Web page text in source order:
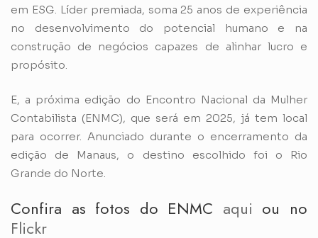
em ESG. Líder premiada, soma 25 anos de experiência
no desenvolvimento do potencial humano e na
construção de negócios capazes de alinhar lucro e
propósito.
E, a próxima edição do Encontro Nacional da Mulher
Contabilista (ENMC), que será em 2025, já tem local
para ocorrer. Anunciado durante o encerramento da
edição de Manaus, o destino escolhido foi o Rio
Grande do Norte.
Confira as fotos do ENMC aqui ou no
Flickr